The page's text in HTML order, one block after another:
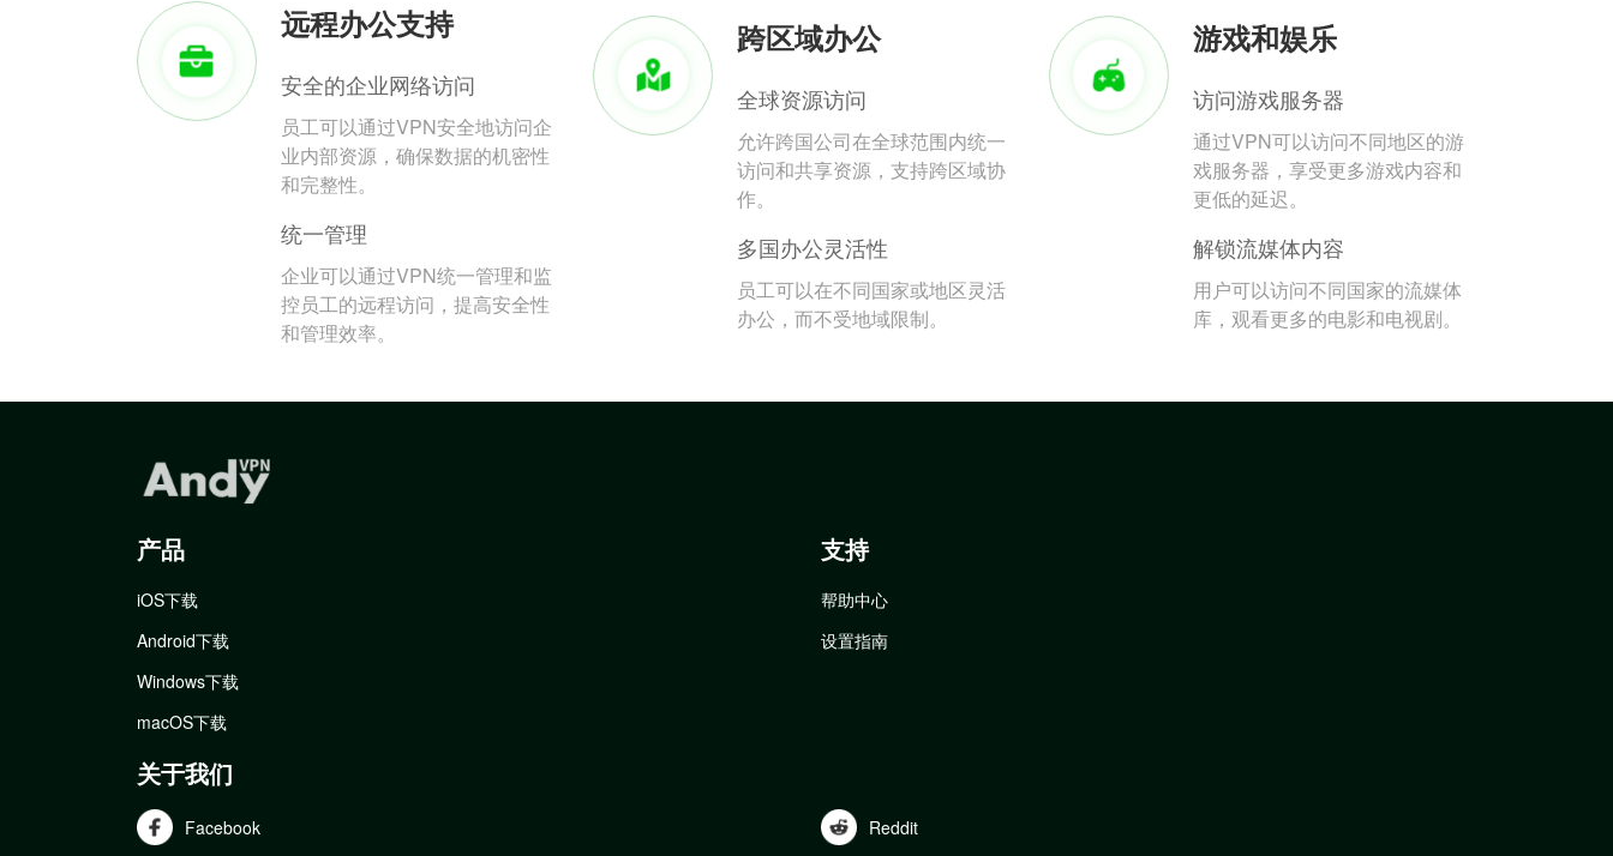
远程办公支持
安全的企业网络访问
员工可以通过VPN安全地访问企
业内部资源，确保数据的机密性
和完整性。
统一管理
企业可以通过VPN统一管理和监
控员工的远程访问，提高安全性
和管理效率。
跨区域办公
全球资源访问
允许跨国公司在全球范围内统一
访问和共享资源，支持跨区域协
作。
多国办公灵活性
员工可以在不同国家或地区灵活
办公，而不受地域限制。
游戏和娱乐
访问游戏服务器
通过VPN可以访问不同地区的游
戏服务器，享受更多游戏内容和
更低的延迟。
解锁流媒体内容
用户可以访问不同国家的流媒体
库，观看更多的电影和电视剧。
产品
iOS下载
Android下载
Windows下载
macOS下载
支持
帮助中心
设置指南
关于我们
Facebook Reddit